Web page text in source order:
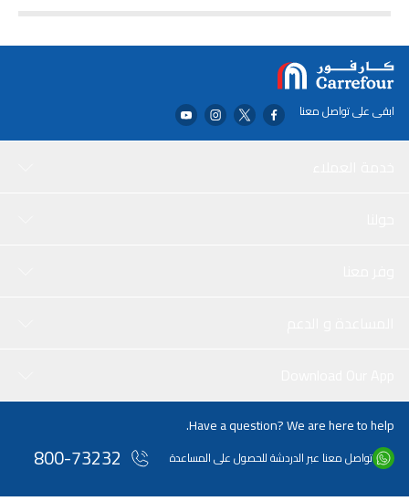
ابقى على تواصل معنا
Have a question? We are here to help.
تواصل معنا عبر الدردشة للحصول على المساعدة 800-73232